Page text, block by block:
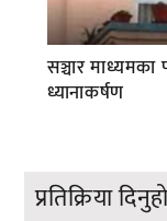
सञ्चार माध्यमका
ध्यानाकर्षण
प्रतिक्रिया